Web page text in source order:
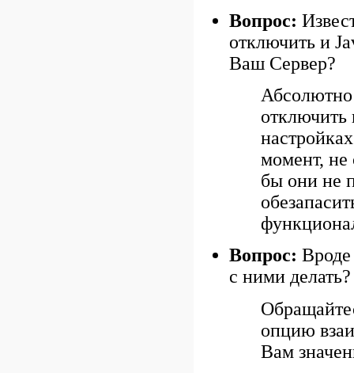
Вопрос:
отключить и
Ваш Сервер?
Абсолютно
отключить
момент, не
бы они не
Вопрос:
с ними делать?
опцию
Вам